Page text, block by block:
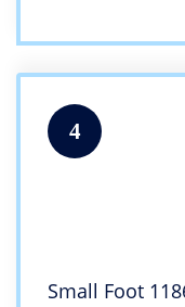
4
Small Foot